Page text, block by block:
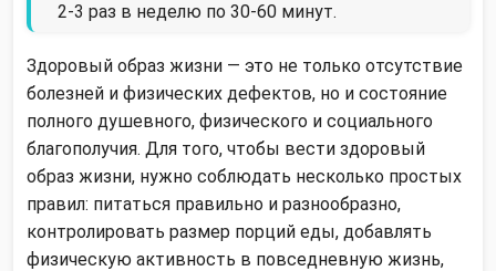
2-3 раз в неделю по 30-60 минут.
Здоровый образ жизни — это не только отсутствие
болезней и физических дефектов, но и состояние
полного душевного, физического и социального
благополучия. Для того, чтобы вести здоровый
образ жизни, нужно соблюдать несколько простых
правил: питаться правильно и разнообразно,
контролировать размер порций еды, добавлять
физическую активность в повседневную жизнь,